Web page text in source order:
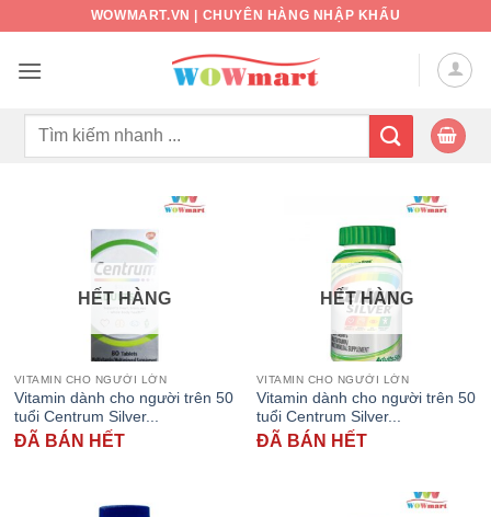
nội
WOWMART.VN | CHUYÊN HÀNG NHẬP KHẨU
Tìm
HẾT HÀNG
VITAMIN CHO NGƯỜI LỚN
Vitamin dành cho người trên 50
tuổi Centrum Silver...
ĐÃ BÁN HẾT
HẾT HÀNG
VITAMIN CHO NGƯỜI LỚN
Vitamin dành cho người trên 50
tuổi Centrum Silver...
ĐÃ BÁN HẾT